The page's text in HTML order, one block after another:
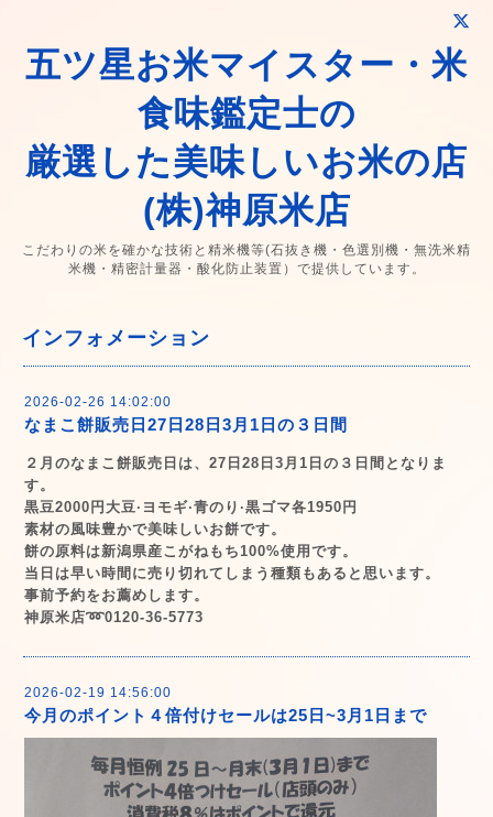
五ツ星お米マイスター・米
食味鑑定士の
厳選した美味しいお米の店
(株)神原米店
こだわりの米を確かな技術と精米機等(石抜き機・色選別機・無洗米精
米機・精密計量器・酸化防止装置）で提供しています。
インフォメーション
2026-02-26 14:02:00
なまこ餅販売日27日28日3月1日の３日間
２月のなまこ餅販売日は、27日28日3月1日の３日間となりま
す。
黒豆2000円大豆·ヨモギ·青のり·黒ゴマ各1950円
素材の風味豊かで美味しいお餅です。
餅の原料は新潟県産こがねもち100%使用です。
当日は早い時間に売り切れてしまう種類もあると思います。
事前予約をお薦めします。
神原米店➿0120-36-5773
2026-02-19 14:56:00
今月のポイント４倍付けセールは25日~3月1日まで